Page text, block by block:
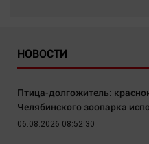
НОВОСТИ
Птица-долгожитель:
Челябинского зоопарка
06.08.2026 08:52:30